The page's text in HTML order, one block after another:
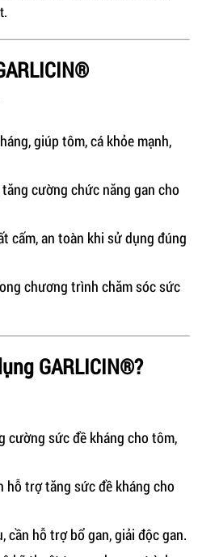
giúp tôm, cá khỏe mạnh,
cường chức năng gan cho
cấm, an toàn khi sử dụng đúng
chương trình chăm sóc sức
GARLICIN®?
cường sức đề kháng cho tôm,
hỗ trợ tăng sức đề kháng cho
cần hỗ trợ bổ gan, giải độc gan.